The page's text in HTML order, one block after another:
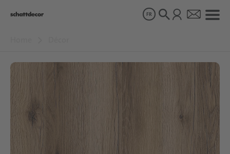
Produits
À propos de nous
FR